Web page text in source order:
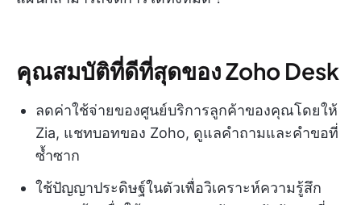
คุณสมบัติที่ดีที่สุดของ Zoho Desk
ลดค่าใช้จ่ายของศูนย์บริการลูกค้าของคุณโดยให้
Zia, แชทบอทของ Zoho, ดูแลคำถามและคำขอที่
ซ้ำซาก
ใช้ปัญญาประดิษฐ์ในตัวเพื่อวิเคราะห์ความรู้สึก